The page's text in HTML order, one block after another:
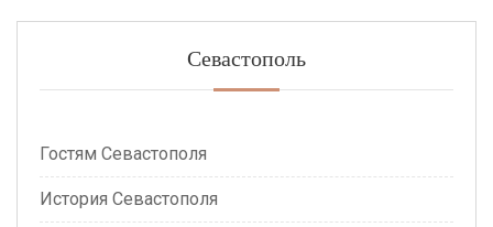
Севастополь
Гостям Севастополя
История Севастополя